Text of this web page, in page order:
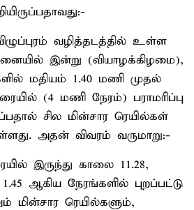
வழித்தடத்தில் உள்ள
இன்று (வியாழக்கிழமை),
மதியம் 1.40 மணி முதல்
(4 மணி நேரம்) பராமரிப்பு
சில மின்சார ரெயில்கள்
அதன் விவரம் வருமாறு:-
இருந்து காலை 11.28,
1.45 ஆகிய நேரங்களில் புறப்பட்டு
மின்சார ரெயில்களும்,